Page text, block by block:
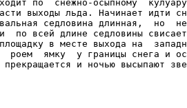
по  снежно-осыпному
выходы льда. Начинает идти
седловина длинная,  но
по всей длине седловины
в месте выхода на
роем  ямку  у границы снега и
и ночью высыпают